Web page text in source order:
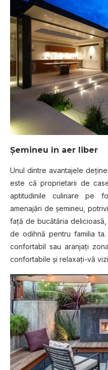
Şemineu în aer liber
Unul dintre avantajele
este că proprietarii de
aptitudinile culinare pe
amenajări de şemineu,
faţă de bucătăria
de odihnă pentru familia
confortabil sau aranjaţi
confortabile şi relaxaţi-vă